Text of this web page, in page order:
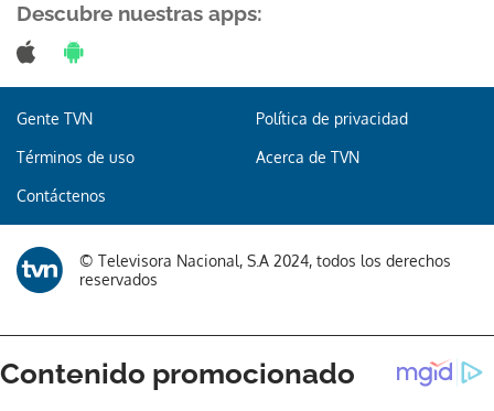
Descubre nuestras apps:
Gente TVN Política de privacidad
Términos de uso Acerca de TVN
Contáctenos
© Televisora Nacional, S.A 2024, todos los derechos
reservados